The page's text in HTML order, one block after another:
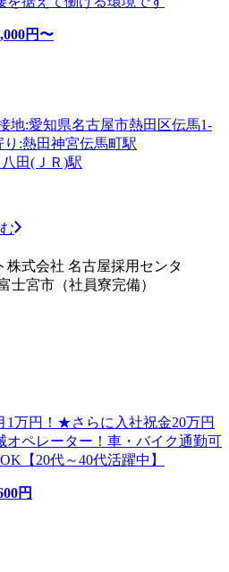
円〜
地:愛知県名古屋市熱田区伝馬1-
り:熱田神宮伝馬町駅
田(ＪＲ)駅
株式会社 名古屋採用センタ
士宮市（社員寮完備）
1万円！★さらに入社祝金20万円
ペレーター！車・バイク通勤可
【20代～40代活躍中】
円